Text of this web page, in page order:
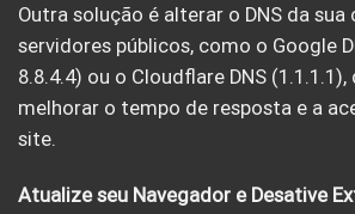
Outra solução é alterar o DNS da sua
servidores públicos, como o Google
8.8.4.4) ou o Cloudflare DNS
melhorar o tempo de resposta e a
site.
Atualize seu Navegador e Desative